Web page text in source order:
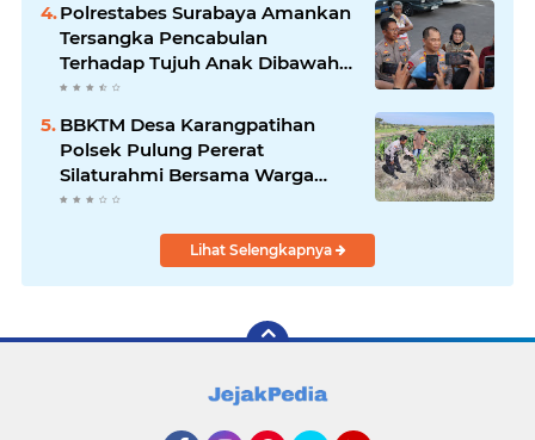
Polrestabes Surabaya Amankan
Tersangka Pencabulan
Terhadap Tujuh Anak Dibawah
Umur
BBKTM Desa Karangpatihan
Polsek Pulung Pererat
Silaturahmi Bersama Warga
Wujudkan Kamtibmas yang
Lihat Selengkapnya